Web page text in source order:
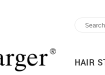
HAIR